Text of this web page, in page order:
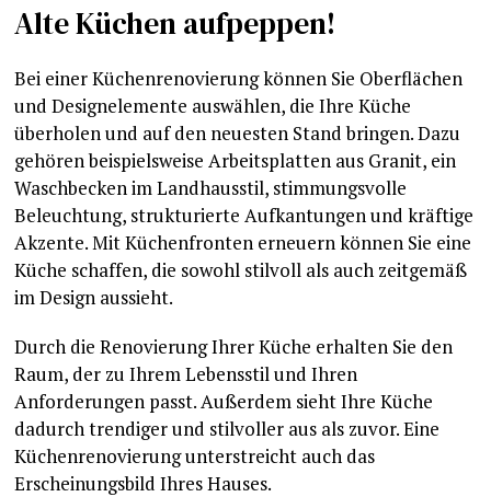
Alte Küchen aufpeppen!
Bei einer Küchenrenovierung können Sie Oberflächen
und Designelemente auswählen, die Ihre Küche
überholen und auf den neuesten Stand bringen. Dazu
gehören beispielsweise Arbeitsplatten aus Granit, ein
Waschbecken im Landhausstil, stimmungsvolle
Beleuchtung, strukturierte Aufkantungen und kräftige
Akzente. Mit Küchenfronten erneuern können Sie eine
Küche schaffen, die sowohl stilvoll als auch zeitgemäß
im Design aussieht.
Durch die Renovierung Ihrer Küche erhalten Sie den
Raum, der zu Ihrem Lebensstil und Ihren
Anforderungen passt. Außerdem sieht Ihre Küche
dadurch trendiger und stilvoller aus als zuvor. Eine
Küchenrenovierung unterstreicht auch das
Erscheinungsbild Ihres Hauses.